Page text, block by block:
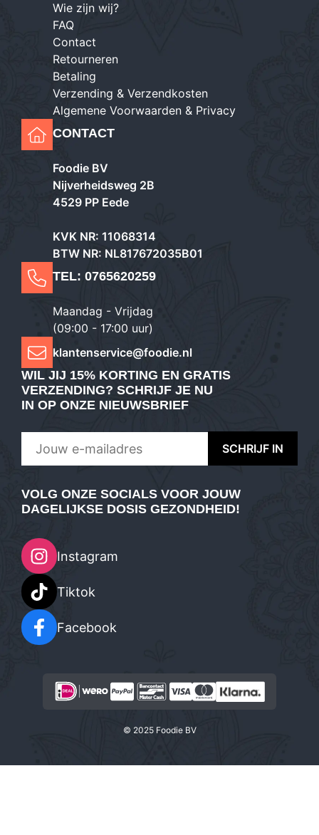
Wie zijn wij?
FAQ
Contact
Retourneren
Betaling
Verzending & Verzendkosten
Algemene Voorwaarden & Privacy
CONTACT
Foodie BV
Nijverheidsweg 2B
4529 PP Eede
KVK NR: 11068314
BTW NR: NL817672035B01
TEL: 0765620259
Maandag - Vrijdag
(09:00 - 17:00 uur)
klantenservice@foodie.nl
WIL JIJ 15% KORTING EN GRATIS
VERZENDING? SCHRIJF JE NU
IN OP ONZE NIEUWSBRIEF
VOLG ONZE SOCIALS VOOR JOUW
DAGELIJKSE DOSIS GEZONDHEID!
Instagram
Tiktok
Facebook
© 2025 Foodie BV